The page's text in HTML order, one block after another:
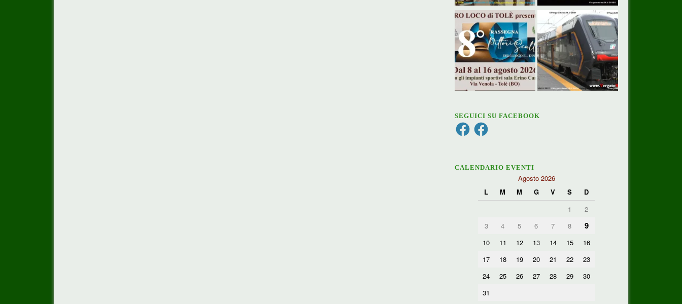
SEGUICI SU FACEBOOK
FacebookFacebook
CALENDARIO EVENTI
Agosto 2026
L
M M G V S
D
1
2
3
4 5 6 7 8 9
10 11 12 13 14 15
16
17
18 19 20 21 22
23
24
25 26 27 28 29
30
31